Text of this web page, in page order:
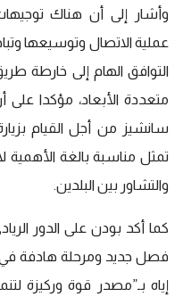
وأشار إلى أن هناك
عملية الاتصال وتوسيعها
التوافق الهام إلى خارطة
متعددة الأبعاد، مؤكدا على
سانشيز من أجل القيام
تمثل مناسبة بالغة الأهمية
والتشاور بين البلدين.
كما أكد بودن على الدور
فصل جديد ومرحلة هادفة في
إياه بـ”مصدر قوة وركيزة